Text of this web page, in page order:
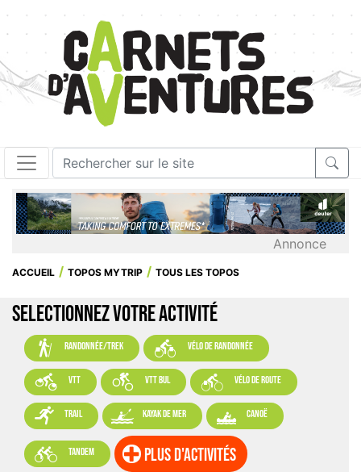
Annonce
ACCUEIL TOPOS MYTRIP TOUS LES TOPOS
SELECTIONNEZ VOTRE ACTIVITÉ
 randonnée/trek  vélo de randonnée
 VTT  VTT BUL  vélo de route
 trail  kayak de mer  canoë
 tandem plus d'activités